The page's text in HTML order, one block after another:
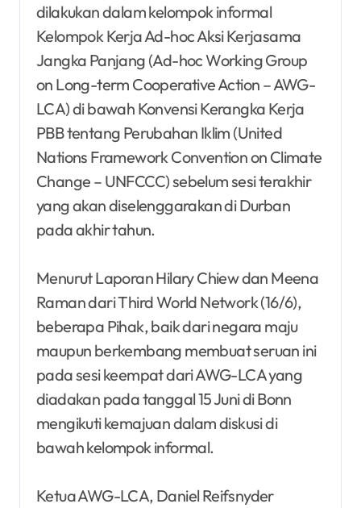
dilakukan dalam kelompok informal
Kelompok Kerja Ad-hoc Aksi Kerjasama
Jangka Panjang (Ad-hoc Working Group
on Long-term Cooperative Action – AWG-
LCA) di bawah Konvensi Kerangka Kerja
PBB tentang Perubahan Iklim (United
Nations Framework Convention on Climate
Change – UNFCCC) sebelum sesi terakhir
yang akan diselenggarakan di Durban
pada akhir tahun.
Menurut Laporan Hilary Chiew dan Meena
Raman dari Third World Network (16/6),
beberapa Pihak, baik dari negara maju
maupun berkembang membuat seruan ini
pada sesi keempat dari AWG-LCA yang
diadakan pada tanggal 15 Juni di Bonn
mengikuti kemajuan dalam diskusi di
bawah kelompok informal.
Ketua AWG-LCA, Daniel Reifsnyder